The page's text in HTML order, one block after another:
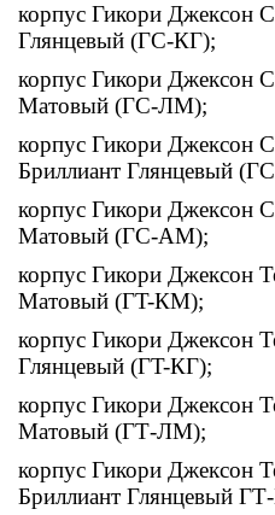
корпус Гикори Джексон
Глянцевый (ГС-КГ);
корпус Гикори Джексон
Матовый (ГС-ЛМ);
корпус Гикори Джексон
Бриллиант Глянцевый
корпус Гикори Джексон
Матовый (ГС-АМ);
корпус Гикори Джексон
Матовый (ГT-КМ);
корпус Гикори Джексон
Глянцевый (ГT-КГ);
корпус Гикори Джексон
Матовый (ГТ-ЛМ);
корпус Гикори Джексон
Бриллиант Глянцевый